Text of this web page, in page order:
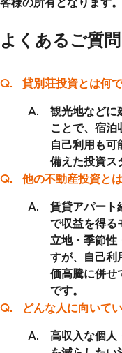
よくあるご質問
貸別荘投資とは何
観光地などに
ことで、宿泊
自己利用も可
備えた投資ス
他の不動産投資と
賃貸アパート
で収益を得る
立地・季節性
すが、自己利
価高騰に併せ
です。
どんな人に向いて
高収入な個人